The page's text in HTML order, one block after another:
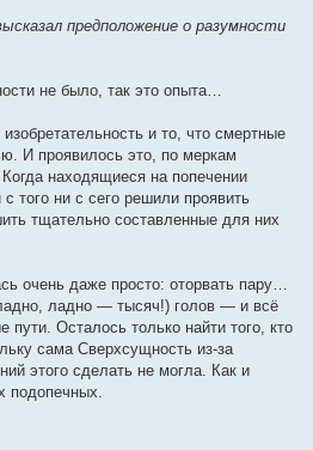
предположение о разумности
не было, так это опыта…
и то, что смертные
И проявилось это, по меркам
находящиеся на попечении
того ни с сего решили проявить
тщательно составленные для них
очень даже просто: оторвать пару…
ладно — тысяч!) голов — и всё
пути. Осталось только найти того, кто
сама Сверхсущность из-за
этого сделать не могла. Как и
подопечных.